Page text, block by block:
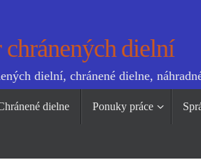
chránených dielní
dielní, chránené dielne,
dielne Ponuky práce